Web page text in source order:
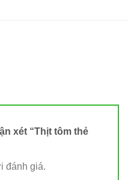
xét “Thịt tôm thẻ
đánh giá.